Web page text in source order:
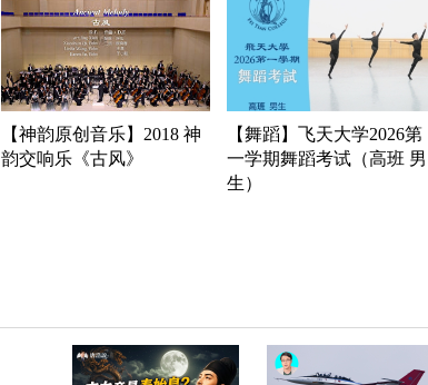
【神韵原创音乐】2018 神
韵交响乐《古风》
【舞蹈】飞天大学2026第
一学期舞蹈考试（高班 男
生）